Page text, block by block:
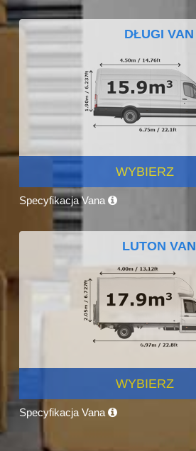
DŁUGI VAN
WYBIERZ
Specyfikacja Vana
LUTON VAN
WYBIERZ
Specyfikacja Vana